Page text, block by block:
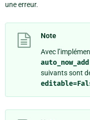
une erreur.
Note
Avec
auto_now_add
suivants sont